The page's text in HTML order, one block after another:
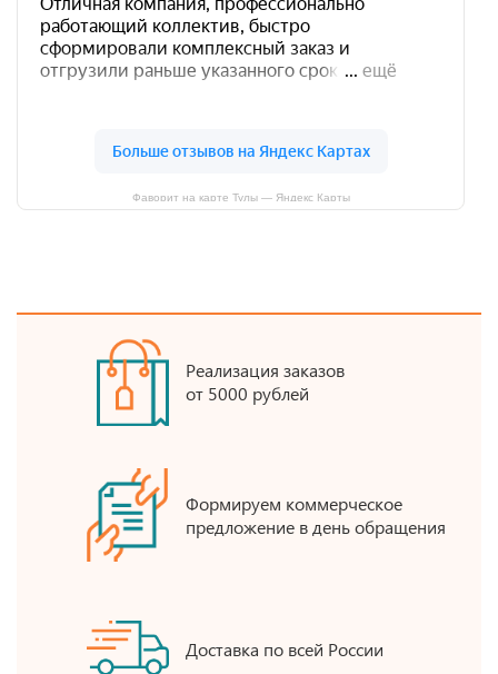
Фаворит на карте Тулы — Яндекс Карты
Реализация заказов
от 5000 рублей
Формируем коммерческое
предложение в день обращения
Доставка по всей России